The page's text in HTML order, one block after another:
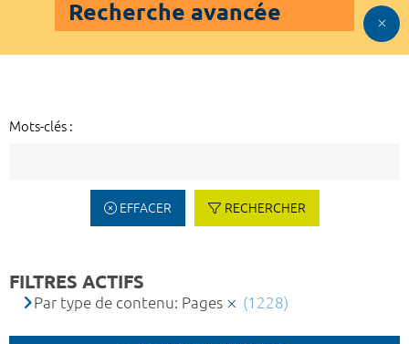
Recherche avancée
Mots-clés :
EFFACER RECHERCHER
FILTRES ACTIFS
Par type de contenu: Pages (1228)